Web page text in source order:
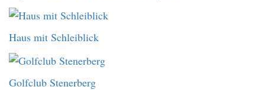
Haus mit Schleiblick
Golfclub Stenerberg